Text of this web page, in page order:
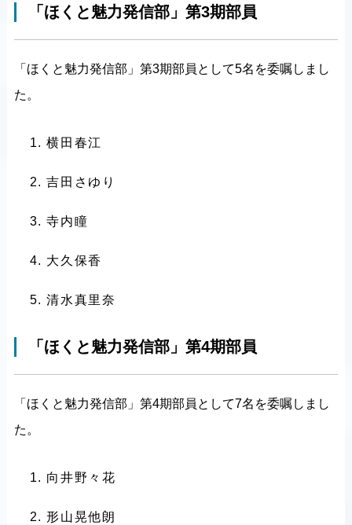
「ほくと魅力発信部」第3期部員
「ほくと魅力発信部」第3期部員として5名を委嘱しまし
た。
横田春江
吉田さゆり
寺内瞳
大久保香
清水真里奈
「ほくと魅力発信部」第4期部員
「ほくと魅力発信部」第4期部員として7名を委嘱しまし
た。
向井野々花
形山晃他朗